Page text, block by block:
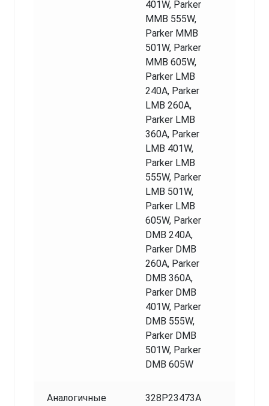
401W, Parker
MMB 555W,
Parker MMB
501W, Parker
MMB 605W,
Parker LMB
240A, Parker
LMB 260A,
Parker LMB
360A, Parker
LMB 401W,
Parker LMB
555W, Parker
LMB 501W,
Parker LMB
605W, Parker
DMB 240A,
Parker DMB
260A, Parker
DMB 360A,
Parker DMB
401W, Parker
DMB 555W,
Parker DMB
501W, Parker
DMB 605W
Аналогичные
328P23473A